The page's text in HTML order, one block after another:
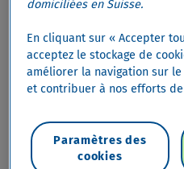
Protection de la prime
Votre prime n’augmente
un cas de sinistre.
Libre choix du garage
Vous pouvez décider
moment des réparations
domiciliées en Suisse.
En cliquant sur « Accepter
acceptez le stockage de
améliorer la navigation sur
et contribuer à nos efforts
Paramètres des
cookies